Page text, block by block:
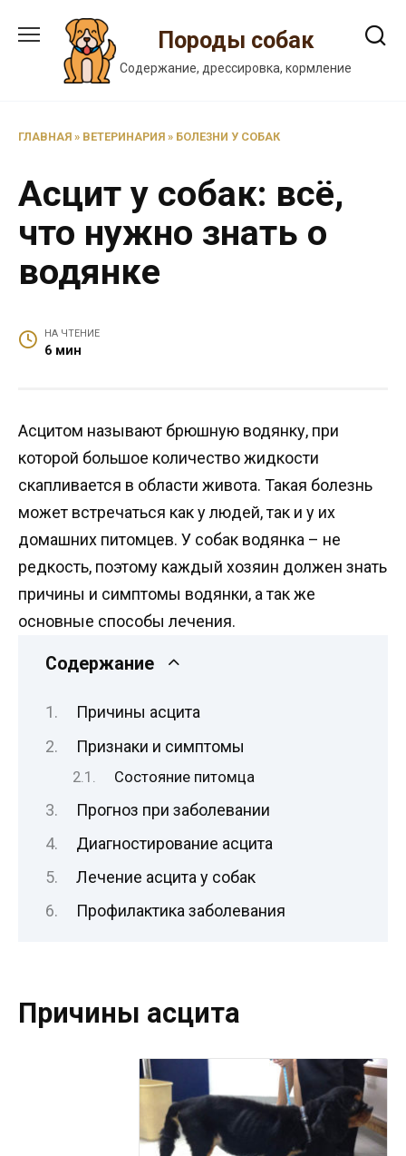
содержанию
Породы собак
Содержание, дрессировка, кормление
ГЛАВНАЯ » ВЕТЕРИНАРИЯ » БОЛЕЗНИ У СОБАК
Асцит у собак: всё,
что нужно знать о
водянке
НА ЧТЕНИЕ
6 мин
Асцитом называют брюшную водянку, при
которой большое количество жидкости
скапливается в области живота. Такая болезнь
может встречаться как у людей, так и у их
домашних питомцев. У собак водянка – не
редкость, поэтому каждый хозяин должен знать
причины и симптомы водянки, а так же
основные способы лечения.
Содержание
Причины асцита
Признаки и симптомы
Состояние питомца
Прогноз при заболевании
Диагностирование асцита
Лечение асцита у собак
Профилактика заболевания
Причины асцита